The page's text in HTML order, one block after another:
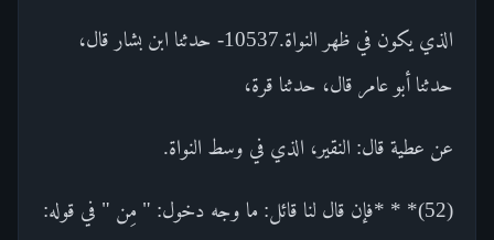
الذي يكون في ظهر النواة.10537- حدثنا ابن بشار قال،
حدثنا أبو عامر قال، حدثنا قرة،
عن عطية قال: النقير، الذي في وسط النواة.
(52)* * *فإن قال لنا قائل: ما وجه دخول: " مِن " في قوله: